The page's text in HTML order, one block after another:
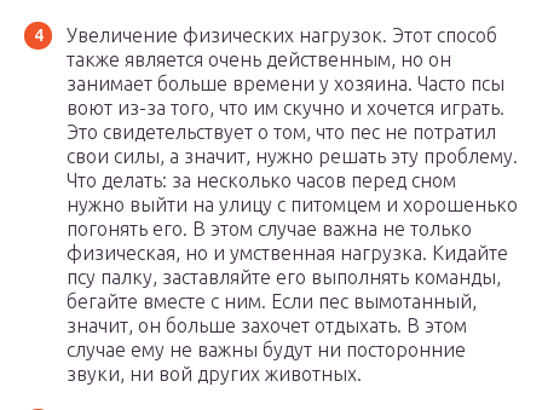
Увеличение физических нагрузок. Этот способ
также является очень действенным, но он
занимает больше времени у хозяина. Часто псы
воют из-за того, что им скучно и хочется играть.
Это свидетельствует о том, что пес не потратил
свои силы, а значит, нужно решать эту проблему.
Что делать: за несколько часов перед сном
нужно выйти на улицу с питомцем и хорошенько
погонять его. В этом случае важна не только
физическая, но и умственная нагрузка. Кидайте
псу палку, заставляйте его выполнять команды,
бегайте вместе с ним. Если пес вымотанный,
значит, он больше захочет отдыхать. В этом
случае ему не важны будут ни посторонние
звуки, ни вой других животных.